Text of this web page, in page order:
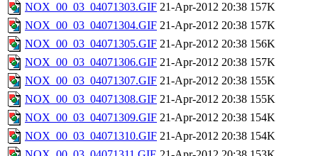
NOX_00_03_04071303.GIF 21-Apr-2012 20:38 157K
NOX_00_03_04071304.GIF 21-Apr-2012 20:38 157K
NOX_00_03_04071305.GIF 21-Apr-2012 20:38 156K
NOX_00_03_04071306.GIF 21-Apr-2012 20:38 157K
NOX_00_03_04071307.GIF 21-Apr-2012 20:38 155K
NOX_00_03_04071308.GIF 21-Apr-2012 20:38 155K
NOX_00_03_04071309.GIF 21-Apr-2012 20:38 154K
NOX_00_03_04071310.GIF 21-Apr-2012 20:38 154K